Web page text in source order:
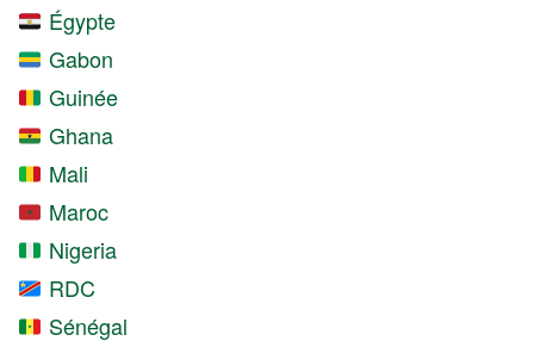
Égypte
Gabon
Guinée
Ghana
Mali
Maroc
Nigeria
RDC
Sénégal